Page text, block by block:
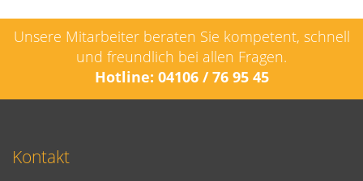
Unsere Mitarbeiter beraten Sie kompetent, schnell
und freundlich bei allen Fragen.
Hotline: 04106 / 76 95 45
Kontakt